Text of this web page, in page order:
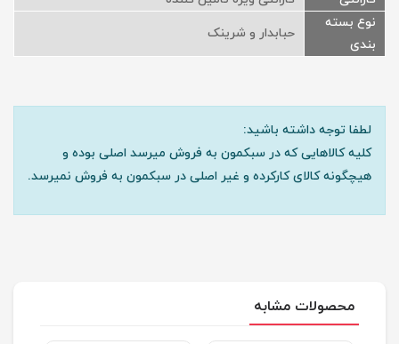
نوع بسته
بندی
حبابدار و شرینک
لطفا توجه داشته باشید:
کلیه کالاهایی که در سبکمون به فروش میرسد اصلی بوده و
هیچگونه کالای کارکرده و غیر اصلی در سبکمون به فروش نمیرسد.
محصولات مشابه